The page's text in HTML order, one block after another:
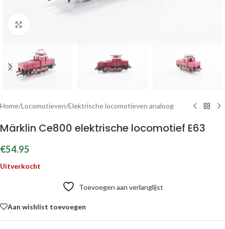
Home/Locomotieven/Elektrische locomotieven analoog
Märklin Ce800 elektrische locomotief E63
€54.95
Uitverkocht
Toevoegen aan verlanglijst
Aan wishlist toevoegen